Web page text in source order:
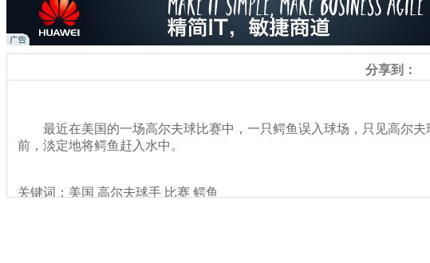
分享到：
最近在美国的一场高尔夫球比赛中，一只鳄鱼误入球场，只见高尔夫
前，淡定地将鳄鱼赶入水中。
关键词：美国 高尔夫球手 比赛 鳄鱼